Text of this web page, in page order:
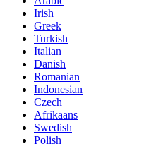
Irish
Greek
Turkish
Italian
Danish
Romanian
Indonesian
Czech
Afrikaans
Swedish
Polish